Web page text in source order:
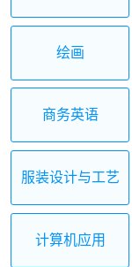
绘画
商务英语
服装设计与工艺
计算机应用